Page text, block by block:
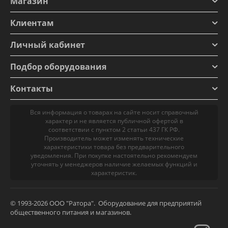
Клиентам
Личный кабинет
Подбор оборудования
Контакты
Вся информация о товарах на сайте носит справочный
характер и не является публичной офертой в
соответствии с пунктом 2 статьи 437 ГК РФ.
Производитель может изменять технические
характеристики товара без предварительного
уведомления. При покупке настоятельно рекомендуем
уточнять у менеджеров наличие желаемых функций и
характеристик.
© 1993-2026 ООО "Ратора". Оборудование для предприятий
общественного питания и магазинов.